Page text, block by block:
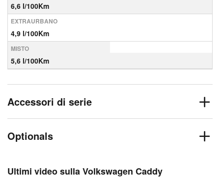
6,6 l/100Km
EXTRAURBANO
4,9 l/100Km
MISTO
5,6 l/100Km
Accessori di serie
Optionals
Ultimi video sulla Volkswagen Caddy